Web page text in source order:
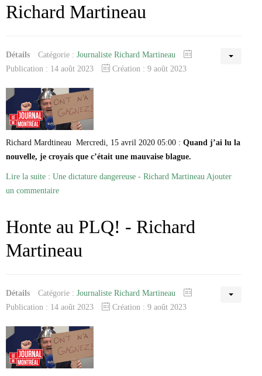
Richard Martineau
Détails Catégorie : Journaliste Richard Martineau
Publication : 14 août 2023
Création : 9 août 2023
Richard Mardtineau Mercredi, 15 avril 2020 05:00 : Quand j’ai lu la
nouvelle, je croyais que c’était une mauvaise blague.
Lire la suite : Une dictature dangereuse - Richard Martineau Ajouter
un commentaire
Honte au PLQ! - Richard
Martineau
Détails Catégorie : Journaliste Richard Martineau
Publication : 14 août 2023
Création : 9 août 2023